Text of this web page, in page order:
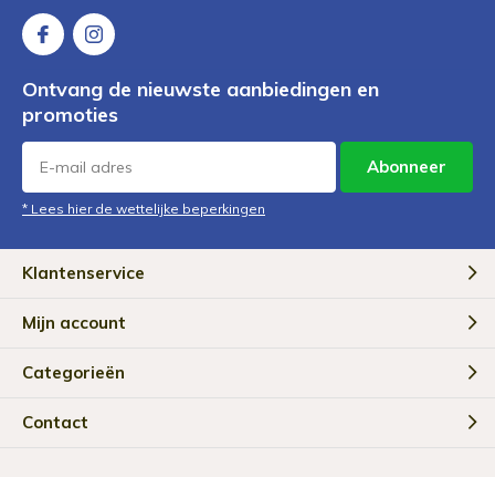
Ontvang de nieuwste aanbiedingen en
promoties
Abonneer
* Lees hier de wettelijke beperkingen
Klantenservice
Mijn account
Categorieën
Contact